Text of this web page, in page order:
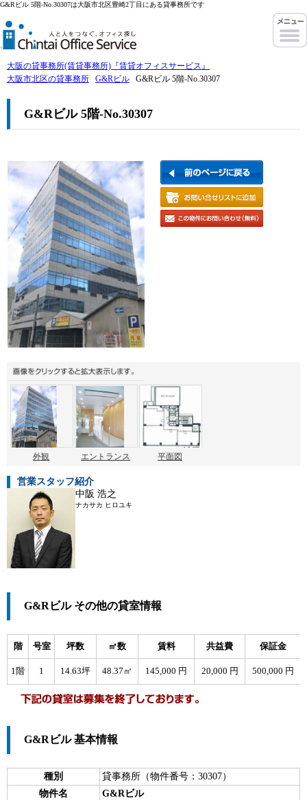
G&Rビル 5階-No.30307は大阪市北区豊崎2丁目にある貸事務所です
大阪の貸事務所(賃貸事務所)『賃貸オフィスサービス』
大阪市北区の貸事務所
G&Rビル G&Rビル 5階-No.30307
G&Rビル 5階-No.30307
外観 エントランス 平面図
営業スタッフ紹介
中阪 浩之
ナカサカ ヒロユキ
G&Rビル その他の貸室情報
階 号室 坪数 ㎡数 賃料 共益費 保証金
1階 1 14.63坪 48.37㎡ 145,000 円 20,000 円 500,000 円
G&Rビル 基本情報
種別
貸事務所（物件番号：30307）
物件名
G&Rビル